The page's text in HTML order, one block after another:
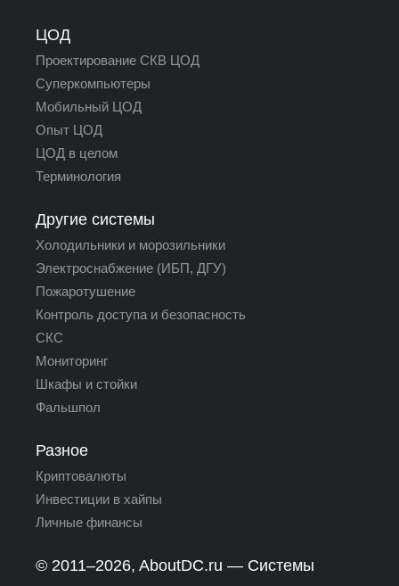
ЦОД
Проектирование СКВ ЦОД
Суперкомпьютеры
Мобильный ЦОД
Опыт ЦОД
ЦОД в целом
Терминология
Другие системы
Холодильники и морозильники
Электроснабжение (ИБП, ДГУ)
Пожаротушение
Контроль доступа и безопасность
СКС
Мониторинг
Шкафы и стойки
Фальшпол
Разное
Криптовалюты
Инвестиции в хайпы
Личные финансы
© 2011–2026, AboutDC.ru — Системы